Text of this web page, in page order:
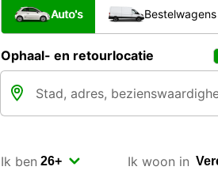
Auto's
Ophaal- en retourlocatie
Ik ben Ik woon in